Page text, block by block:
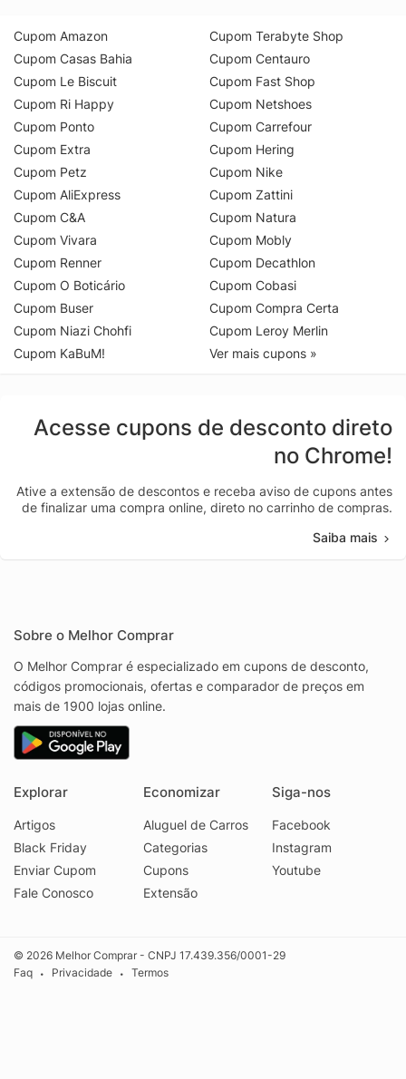
Cupom Amazon
Cupom Casas Bahia
Cupom Le Biscuit
Cupom Ri Happy
Cupom Ponto
Cupom Extra
Cupom Petz
Cupom AliExpress
Cupom C&A
Cupom Vivara
Cupom Renner
Cupom O Boticário
Cupom Buser
Cupom Niazi Chohfi
Cupom KaBuM!
Cupom Terabyte Shop
Cupom Centauro
Cupom Fast Shop
Cupom Netshoes
Cupom Carrefour
Cupom Hering
Cupom Nike
Cupom Zattini
Cupom Natura
Cupom Mobly
Cupom Decathlon
Cupom Cobasi
Cupom Compra Certa
Cupom Leroy Merlin
Ver mais cupons »
Acesse cupons de desconto direto
no Chrome!
Ative a extensão de descontos e receba aviso de cupons antes
de finalizar uma compra online, direto no carrinho de compras.
Saiba mais
Sobre o Melhor Comprar
O Melhor Comprar é especializado em cupons de desconto,
códigos promocionais, ofertas e comparador de preços em
mais de 1900 lojas online.
Explorar
Artigos
Black Friday
Enviar Cupom
Fale Conosco
Economizar
Aluguel de Carros
Categorias
Cupons
Extensão
Siga-nos
Facebook
Instagram
Youtube
© 2026 Melhor Comprar - CNPJ 17.439.356/0001-29
Faq
• Privacidade • Termos